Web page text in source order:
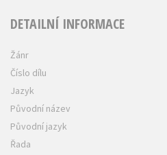
DETAILNÍ INFORMACE
Žánr
Číslo dílu
Jazyk
Původní název
Původní jazyk
Řada